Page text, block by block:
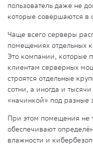
пользователь даже не
которые совершаются в
Чаще всего серверы
помещениях отдельных
Это компании, которые
клиентам серверных
строятся отдельные
сотни, а иногда и
«начинкой» под разные
При этом помещения не
обеспечивают
влажности и